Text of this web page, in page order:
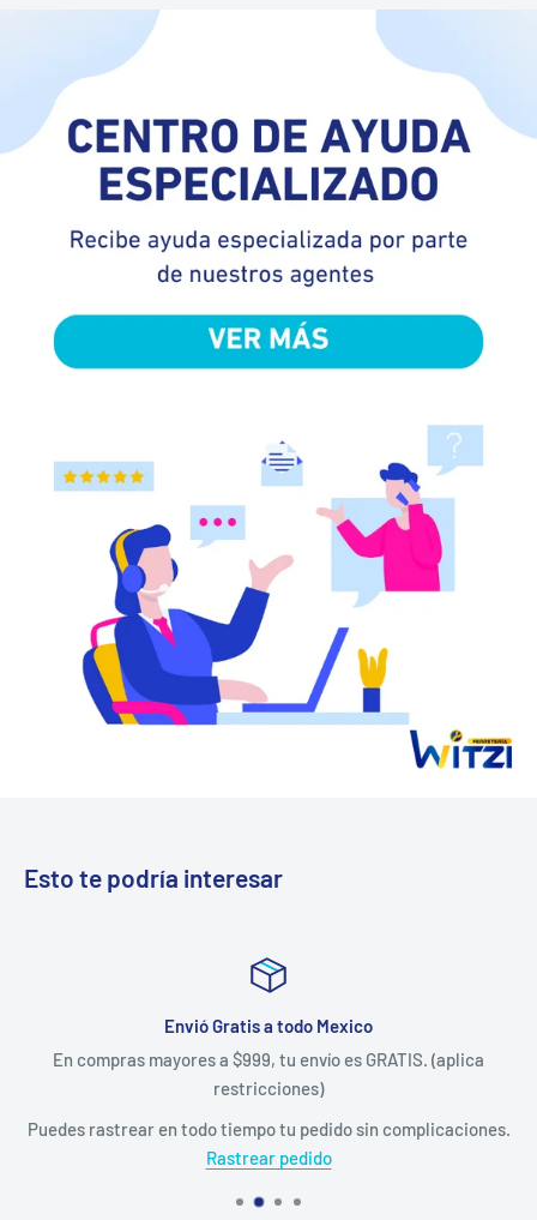
Esto te podría interesar
Envió Gratis a todo Mexico
En compras mayores a $999, tu envío es GRATIS. (aplica
restricciones)
Puedes rastrear en todo tiempo tu pedido sin complicaciones.
Rastrear pedido